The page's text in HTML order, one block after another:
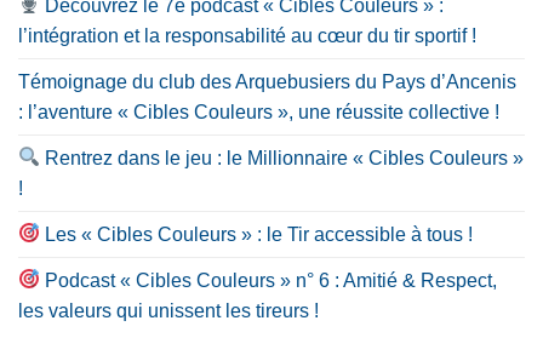
Découvrez le 7e podcast « Cibles Couleurs » :
l’intégration et la responsabilité au cœur du tir sportif !
Témoignage du club des Arquebusiers du Pays d’Ancenis
: l’aventure « Cibles Couleurs », une réussite collective !
Rentrez dans le jeu : le Millionnaire « Cibles Couleurs »
!
Les « Cibles Couleurs » : le Tir accessible à tous !
Podcast « Cibles Couleurs » n° 6 : Amitié & Respect,
les valeurs qui unissent les tireurs !